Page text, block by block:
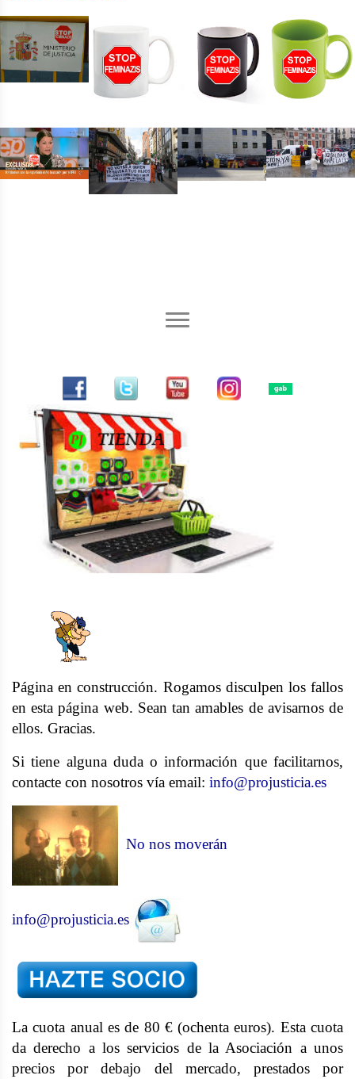
Página en construcción. Rogamos disculpen los fallos
en esta página web. Sean tan amables de avisarnos de
ellos. Gracias.
Si tiene alguna duda o información que facilitarnos,
contacte con nosotros vía email: info@projusticia.es
No nos moverán
info@projusticia.es
La cuota anual es de 80 € (ochenta euros). Esta cuota
da derecho a los servicios de la Asociación a unos
precios por debajo del mercado, prestados por